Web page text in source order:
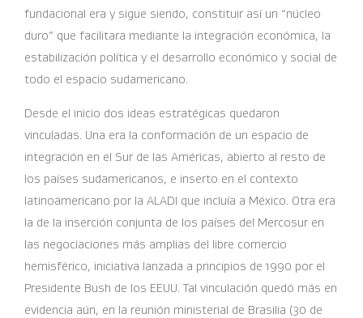
fundacional era y sigue siendo, constituir así un “núcleo
duro” que facilitara mediante la integración económica, la
estabilización política y el desarrollo económico y social de
todo el espacio sudamericano.
Desde el inicio dos ideas estratégicas quedaron
vinculadas. Una era la conformación de un espacio de
integración en el Sur de las Américas, abierto al resto de
los países sudamericanos, e inserto en el contexto
latinoamericano por la ALADI que incluía a México. Otra era
la de la inserción conjunta de los países del Mercosur en
las negociaciones más amplias del libre comercio
hemisférico, iniciativa lanzada a principios de 1990 por el
Presidente Bush de los EEUU. Tal vinculación quedó más en
evidencia aún, en la reunión ministerial de Brasilia (30 de